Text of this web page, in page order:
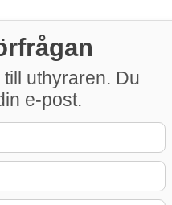
uthyraren. Du
e-post.